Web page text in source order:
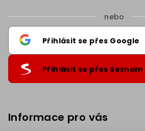
nebo
Přihlásit se přes Google
Přihlásit se přes Seznam
Informace pro vás